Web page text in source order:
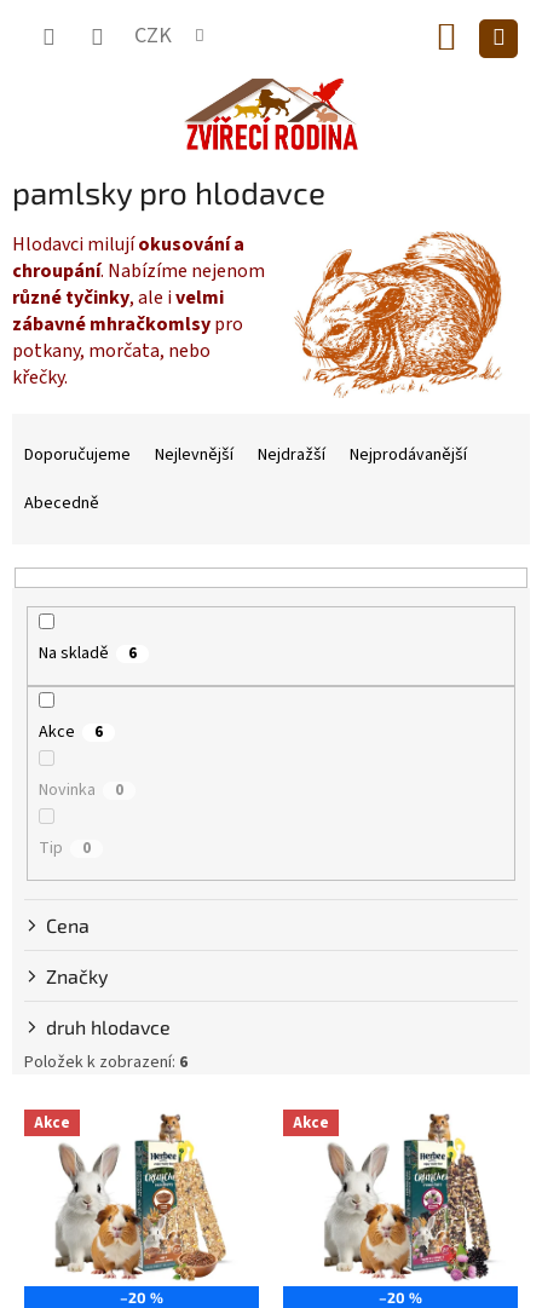
CZK
KOŠÍK
pamlsky pro hlodavce
Hlodavci milujíokusování a
chroupání. Nabízíme nejenom
různé tyčinky, ale ivelmi
zábavnémhračkomlsypro
potkany, morčata, nebo
křečky.
p
Doporučujeme Nejlevnější Nejdražší
Nejprodávanější
Abecedně
Na skladě 6
Akce 6
Novinka 0
Tip 0
Cena
Značky
druh hlodavce
Položek k zobrazení: 6
V Akce
–20 %
Akce
–20 %